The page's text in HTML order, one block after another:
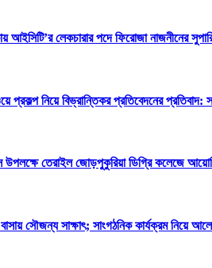
আইসিটি’র লেকচারার পদে ফিরোজা নাজনীনের
প্রকল্প নিয়ে বিভ্রান্তিকর প্রতিবেদনের
উপলক্ষে তেরাইল জোড়পুকুরিয়া ডিগ্রি কলেজে
সৌজন্য সাক্ষাৎ; সাংগঠনিক কার্যক্রম নিয়ে